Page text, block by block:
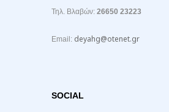
Τηλ. Βλαβών: 26650 23223
Email: deyahg@otenet.gr
SOCIAL